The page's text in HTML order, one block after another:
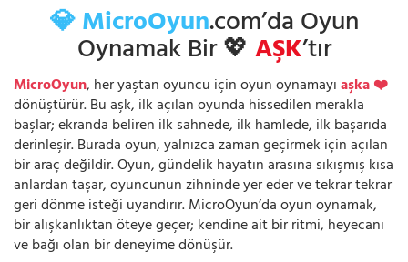
💎 MicroOyun.com’da Oyun
Oynamak Bir 💖AŞK’tır
MicroOyun, her yaştan oyuncu için oyun oynamayıaşka ❤️
dönüştürür. Bu aşk, ilk açılan oyunda hissedilen merakla
başlar; ekranda beliren ilk sahnede, ilk hamlede, ilk başarıda
derinleşir. Burada oyun, yalnızca zaman geçirmek için açılan
bir araç değildir. Oyun, gündelik hayatın arasına sıkışmış kısa
anlardan taşar, oyuncunun zihninde yer eder ve tekrar tekrar
geri dönme isteği uyandırır. MicroOyun’da oyun oynamak,
bir alışkanlıktan öteye geçer; kendine ait bir ritmi, heyecanı
ve bağı olan bir deneyime dönüşür.